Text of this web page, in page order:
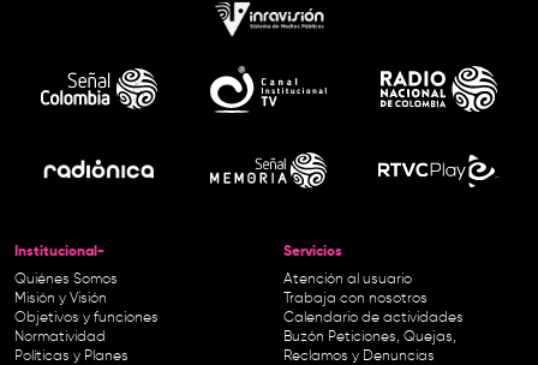
Institucional-
Quiénes Somos
Misión y Visión
Objetivos y funciones
Normatividad
Políticas y Planes
Servicios
Atención al usuario
Trabaja con nosotros
Calendario de actividades
Buzón Peticiones, Quejas,
Reclamos y Denuncias